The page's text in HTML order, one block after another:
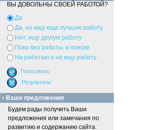
ВЫ ДОВОЛЬНЫ СВОЕЙ РАБОТОЙ?
Да
Да, но ищу еще лучшую работу
Нет, ищу другую работу
Пока без работы, в поиске
Не работаю и не ищу работу
Ваши предложения
Будем рады получить Ваши
предложения или замечания по
развитию и содержанию сайта.